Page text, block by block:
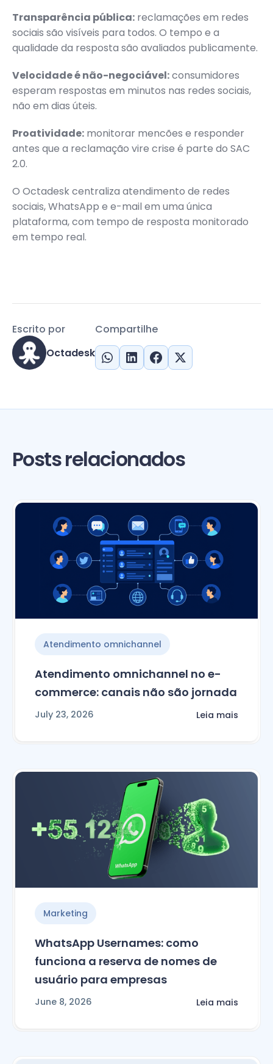
Transparência pública: reclamações em redes
sociais são visíveis para todos. O tempo e a
qualidade da resposta são avaliados publicamente.
Velocidade é não-negociável:consumidores
esperam respostas em minutos nas redes sociais,
não em dias úteis.
Proatividade: monitorar mencões e responder
antes que a reclamação vire crise é parte do SAC
2.0.
O Octadesk centraliza atendimento de redes
sociais, WhatsApp e e-mail em uma única
plataforma, com tempo de resposta monitorado
em tempo real.
Compartilhe
Escrito por
Octadesk
Posts relacionados
Atendimento omnichannel
Atendimento omnichannel no e-
commerce: canais não são jornada
July 23, 2026 Leia mais
Marketing
WhatsApp Usernames: como
funciona a reserva de nomes de
usuário para empresas
June 8, 2026 Leia mais